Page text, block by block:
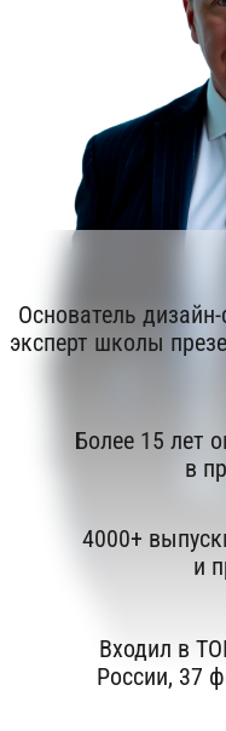
ИП Дубинчин
ИНН
ОГРНИП
108837, г. Москва,
Саларьевская
Контактный телефон:
Политика
Согласие на
и рекламных
Договор-
персональных